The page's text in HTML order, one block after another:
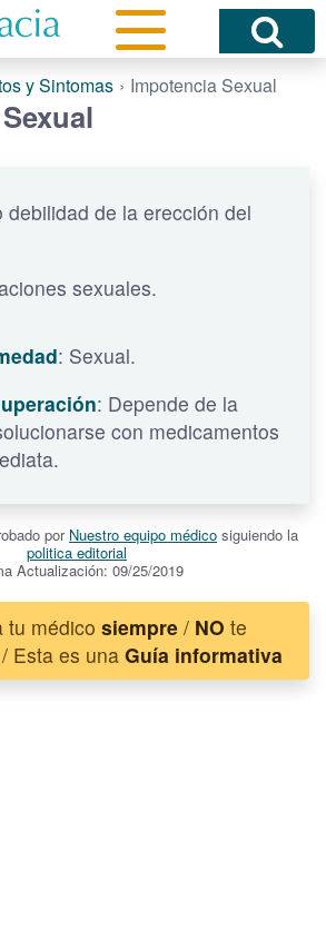
y Sintomas Impotencia Sexual
debilidad de la erección del
sexuales.
: Sexual.
: Depende de la
con medicamentos
por Nuestro equipo médico siguiendo la
politica editorial
Actualización: 09/25/2019
tu médico siempre/ NO te
Esta es unaGuía informativa